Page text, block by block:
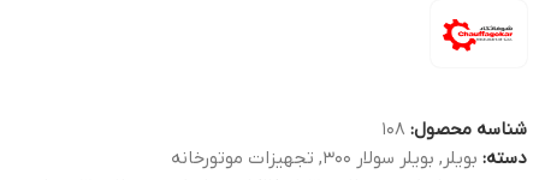
شناسه محصول: 108
دسته: بویلر , بویلر سولار 300 , تجهیزات موتورخانه